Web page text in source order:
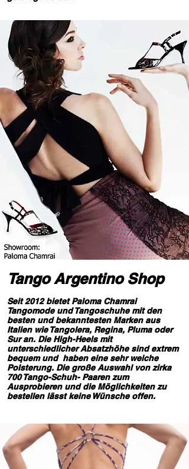
Tango Argentino Shop
Seit 2012 bietet Paloma Chamrai
Tangomode und Tangoschuhe mit den
besten und bekanntesten Marken aus
Italien wie Tangolera, Regina, Pluma oder
Sur an. Die High-Heels mit
unterschiedlicher Absatzhöhe sind extrem
bequem und haben eine sehr weiche
Polsterung. Die große Auswahl von zirka
700 Tango-Schuh- Paaren zum
Ausprobieren und die Möglichkeiten zu
bestellen lässt keine Wünsche offen.